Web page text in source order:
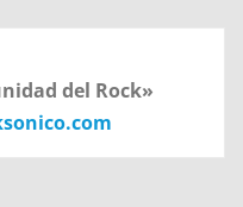
del Rock»